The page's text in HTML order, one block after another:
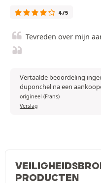
4/5
Tevreden over mijn
Vertaalde beoordeling
duponchel na een
origineel (Frans)
Verslag
PRODUCTEN